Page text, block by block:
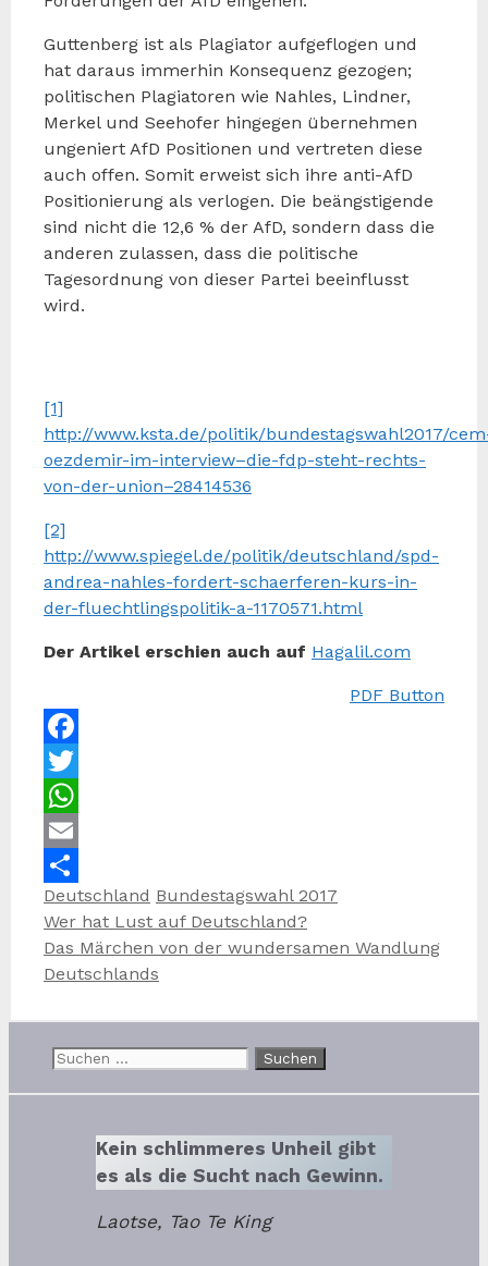
Guttenberg ist als Plagiator aufgeflogen und
hat daraus immerhin Konsequenz gezogen;
politischen Plagiatoren wie Nahles, Lindner,
Merkel und Seehofer hingegen übernehmen
ungeniert AfD Positionen und vertreten diese
auch offen. Somit erweist sich ihre anti-AfD
Positionierung als verlogen. Die beängstigende
sind nicht die 12,6 % der AfD, sondern dass die
anderen zulassen, dass die politische
Tagesordnung von dieser Partei beeinflusst
wird.
[1]
http://www.ksta.de/politik/bundestagswahl2017/
oezdemir-im-interview–die-fdp-steht-rechts-
von-der-union–28414536
[2]
http://www.spiegel.de/politik/deutschland/spd-
andrea-nahles-fordert-schaerferen-kurs-in-
der-fluechtlingspolitik-a-1170571.html
Der Artikel erschien auch auf Hagalil.com
PDF Button
Facebook
Twitter
WhatsApp
Email
Teilen
Kategorien
Deutschland Schlagwörter
Bundestagswahl 2017
Wer hat Lust auf Deutschland?
Das Märchen von der wundersamen Wandlung
Deutschlands
Suchen
Kein schlimmeres Unheil gibt
es als die Sucht nach Gewinn.
Laotse, Tao Te King